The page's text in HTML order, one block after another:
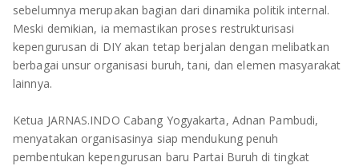
sebelumnya merupakan bagian dari dinamika politik internal.
Meski demikian, ia memastikan proses restrukturisasi
kepengurusan di DIY akan tetap berjalan dengan melibatkan
berbagai unsur organisasi buruh, tani, dan elemen masyarakat
lainnya.
Ketua JARNAS.INDO Cabang Yogyakarta, Adnan Pambudi,
menyatakan organisasinya siap mendukung penuh
pembentukan kepengurusan baru Partai Buruh di tingkat